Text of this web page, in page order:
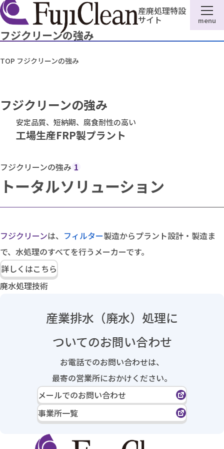
産廃処理特設
サイト menu
フジクリーンの強み
TOP フジクリーンの強み
フジクリーンの強み
安定品質、短納期、腐食耐性の高い
工場生産FRP製プラント
フジクリーンの強み 1
トータルソリューション
フジクリーンは、 フィルター製造からプラント設計・製造ま
で、水処理のすべてを行うメーカーです。
詳しくはこちら
廃水処理技術
産業排水（廃水）処理に
ついてのお問い合わせ
お電話でのお問い合わせは、
最寄の営業所におかけください。
メールでのお問い合わせ
事業所一覧